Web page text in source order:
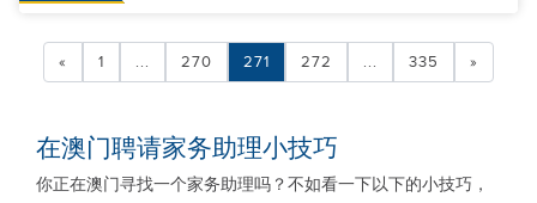
« 1 ... 270 271 272 ... 335 »
在澳门聘请家务助理小技巧
你正在澳门寻找一个家务助理吗？不如看一下以下的小技巧，